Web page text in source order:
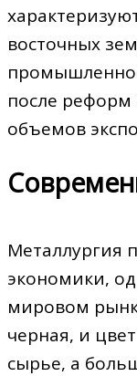
восточных
после
объемов
Металлургия
экономики,
мировом
черная, и
сырье, а